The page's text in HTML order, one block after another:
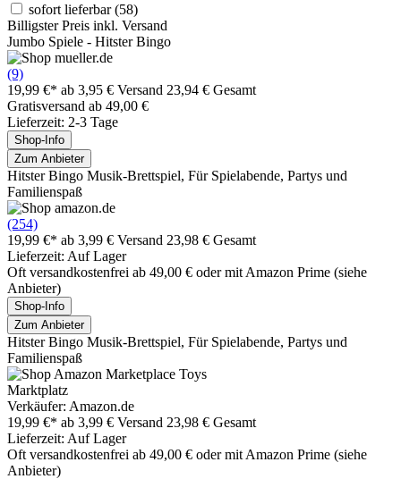
sofort lieferbar(58)
Billigster Preis inkl. Versand
Jumbo Spiele - Hitster Bingo
(9)
19,99 €* ab 3,95 € Versand 23,94 € Gesamt
Gratisversand ab 49,00 €
Lieferzeit: 2-3 Tage
Shop-Info
Zum Anbieter
Hitster Bingo Musik-Brettspiel, Für Spielabende, Partys und
Familienspaß
(254)
19,99 €* ab 3,99 € Versand 23,98 € Gesamt
Lieferzeit: Auf Lager
Oft versandkostenfrei ab 49,00 € oder mit Amazon Prime (siehe
Anbieter)
Shop-Info
Zum Anbieter
Hitster Bingo Musik-Brettspiel, Für Spielabende, Partys und
Familienspaß
Marktplatz
Verkäufer: Amazon.de
19,99 €* ab 3,99 € Versand 23,98 € Gesamt
Lieferzeit: Auf Lager
Oft versandkostenfrei ab 49,00 € oder mit Amazon Prime (siehe
Anbieter)